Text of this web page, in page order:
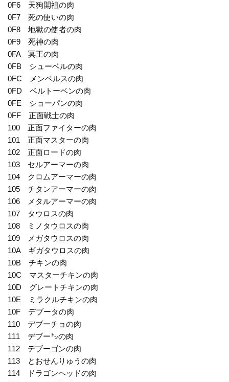
0F6 天狗開祖の肉
0F7 死の使いの肉
0F8 地獄の使者の肉
0F9 死神の肉
0FA 冥王の肉
0FB シューベルの肉
0FC メンベルスの肉
0FD ベルトーベンの肉
0FE ショーパンの肉
0FF 正面戦士の肉
100 正面ファイターの肉
101 正面マスターの肉
102 正面ロードの肉
103 セルアーマーの肉
104 クロムアーマーの肉
105 チタンアーマーの肉
106 メタルアーマーの肉
107 タウロスの肉
108 ミノタウロスの肉
109 メガタウロスの肉
10A ギガタウロスの肉
10B チキンの肉
10C マスターチキンの肉
10D グレートチキンの肉
10E ミラクルチキンの肉
10F デブータの肉
110 デブーチョの肉
111 デブー㌧の肉
112 デブーゴンの肉
113 とおせんりゅうの肉
114 ドラゴンヘッドの肉